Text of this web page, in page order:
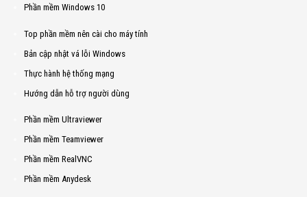
Phần mềm Windows 10
Top phần mềm nên cài cho máy tính
Bản cập nhật vá lỗi Windows
Thực hành hệ thống mạng
Hướng dẫn hỗ trợ người dùng
Phần mềm Ultraviewer
Phần mềm Teamviewer
Phần mềm RealVNC
Phần mềm Anydesk